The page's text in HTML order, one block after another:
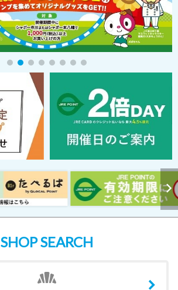
SHOP SEARCH